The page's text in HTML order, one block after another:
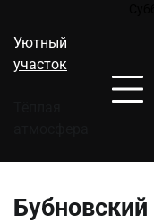
содержимому
Уютный
участок